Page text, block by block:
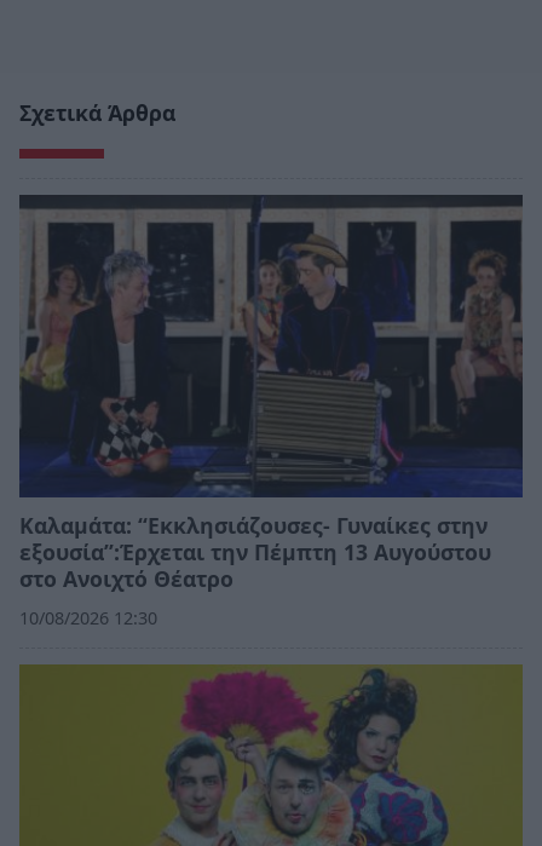
Σχετικά Άρθρα
Καλαμάτα: “Εκκλησιάζουσες- Γυναίκες στην
εξουσία”:Έρχεται την Πέμπτη 13 Αυγούστου
στο Ανοιχτό Θέατρο
10/08/2026 12:30